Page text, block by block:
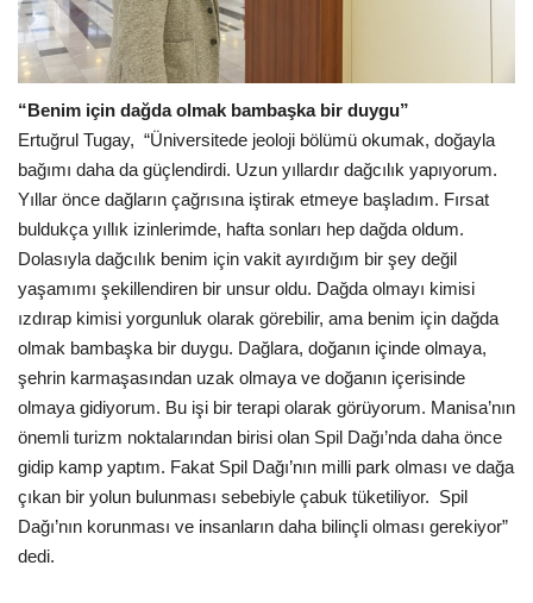
“Benim için dağda olmak bambaşka bir duygu”
Ertuğrul Tugay, “Üniversitede jeoloji bölümü okumak, doğayla
bağımı daha da güçlendirdi. Uzun yıllardır dağcılık yapıyorum.
Yıllar önce dağların çağrısına iştirak etmeye başladım. Fırsat
buldukça yıllık izinlerimde, hafta sonları hep dağda oldum.
Dolasıyla dağcılık benim için vakit ayırdığım bir şey değil
yaşamımı şekillendiren bir unsur oldu. Dağda olmayı kimisi
ızdırap kimisi yorgunluk olarak görebilir, ama benim için dağda
olmak bambaşka bir duygu. Dağlara, doğanın içinde olmaya,
şehrin karmaşasından uzak olmaya ve doğanın içerisinde
olmaya gidiyorum. Bu işi bir terapi olarak görüyorum. Manisa’nın
önemli turizm noktalarından birisi olan Spil Dağı’nda daha önce
gidip kamp yaptım. Fakat Spil Dağı’nın milli park olması ve dağa
çıkan bir yolun bulunması sebebiyle çabuk tüketiliyor. Spil
Dağı’nın korunması ve insanların daha bilinçli olması gerekiyor”
dedi.